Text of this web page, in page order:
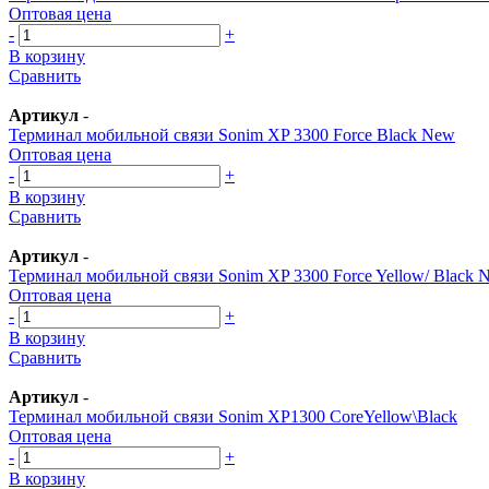
Оптовая цена
-
+
В корзину
Сравнить
Артикул -
Терминал мобильной связи Sonim XP 3300 Force Blaсk New
Оптовая цена
-
+
В корзину
Сравнить
Артикул -
Терминал мобильной связи Sonim XP 3300 Force Yellow/ Blaсk
Оптовая цена
-
+
В корзину
Сравнить
Артикул -
Терминал мобильной связи Sonim XP1300 CoreYellow\Black
Оптовая цена
-
+
В корзину